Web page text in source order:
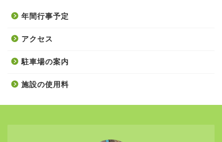
年間行事予定
アクセス
駐車場の案内
施設の使用料